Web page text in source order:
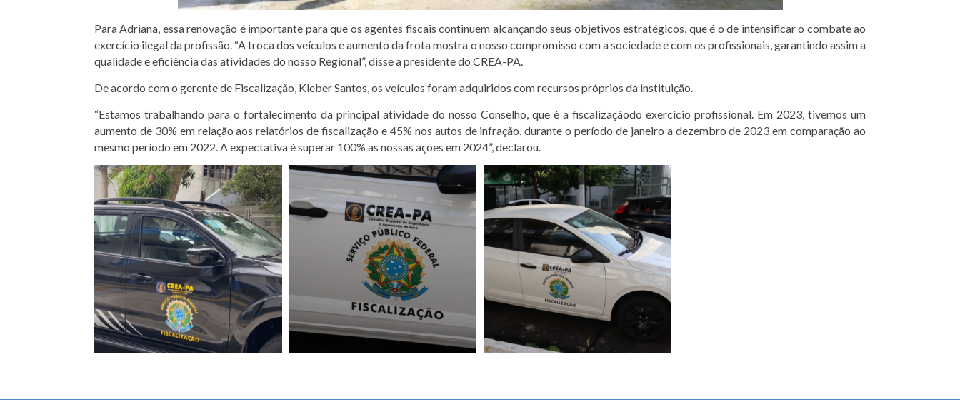
Para Adriana, essa renovação é importante para que os agentes fiscais continuem alcançando seus objetivos estratégicos, que é o de intensificar o combate ao
exercício ilegal da profissão. “A troca dos veículos e aumento da frota mostra o nosso compromisso com a sociedade e com os profissionais, garantindo assim a
qualidade e eficiência das atividades do nosso Regional”, disse a presidente do CREA-PA.
De acordo com o gerente de Fiscalização, Kleber Santos, os veículos foram adquiridos com recursos próprios da instituição.
“Estamos trabalhando para o fortalecimento da principal atividade do nosso Conselho, que é a fiscalizaçãodo exercício profissional. Em 2023, tivemos um
aumento de 30% em relação aos relatórios de fiscalização e 45% nos autos de infração, durante o período de janeiro a dezembro de 2023 em comparação ao
mesmo período em 2022. A expectativa é superar 100% as nossas ações em 2024”, declarou.